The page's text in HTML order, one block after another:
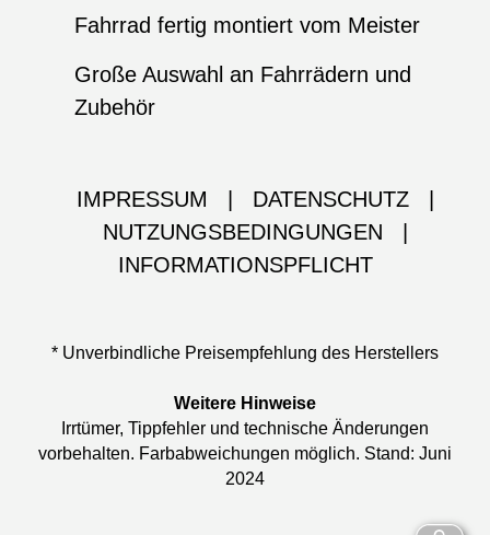
Fahrrad fertig montiert vom Meister
Große Auswahl an Fahrrädern und
Zubehör
IMPRESSUM DATENSCHUTZ
NUTZUNGSBEDINGUNGEN
INFORMATIONSPFLICHT
* Unverbindliche Preisempfehlung des Herstellers
Weitere Hinweise
Irrtümer, Tippfehler und technische Änderungen
vorbehalten. Farbabweichungen möglich. Stand: Juni
2024